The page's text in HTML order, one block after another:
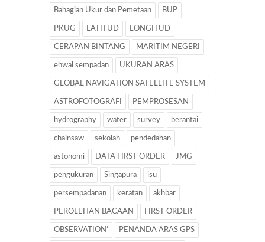
Bahagian Ukur dan Pemetaan BUP
PKUG LATITUD LONGITUD
CERAPAN BINTANG MARITIM NEGERI
ehwal sempadan UKURAN ARAS
GLOBAL NAVIGATION SATELLITE SYSTEM
ASTROFOTOGRAFI PEMPROSESAN
hydrography water survey berantai
chainsaw sekolah pendedahan
astonomi DATA FIRST ORDER JMG
pengukuran Singapura isu
persempadanan keratan akhbar
PEROLEHAN BACAAN FIRST ORDER
OBSERVATION’ PENANDA ARAS GPS